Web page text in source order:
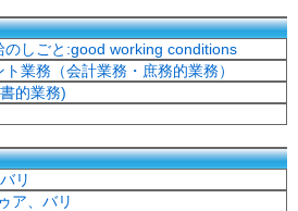
しごと:good working conditions
業務（会計業務・庶務的業務）
的業務)
リ
ア、バリ